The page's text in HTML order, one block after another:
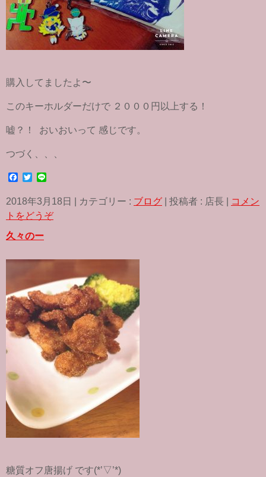
購入してましたよ〜
このキーホルダーだけで ２０００円以上する！
嘘？！ おいおいって 感じです。
つづく、、、
c
e
b
o
k
T
i
t
t
r
n
e
2018年3月18日 カテゴリー : ブログ 投稿者 : 店長
コメン
トをどうぞ
久々のー
糖質オフ唐揚げ です(*’▽’*)